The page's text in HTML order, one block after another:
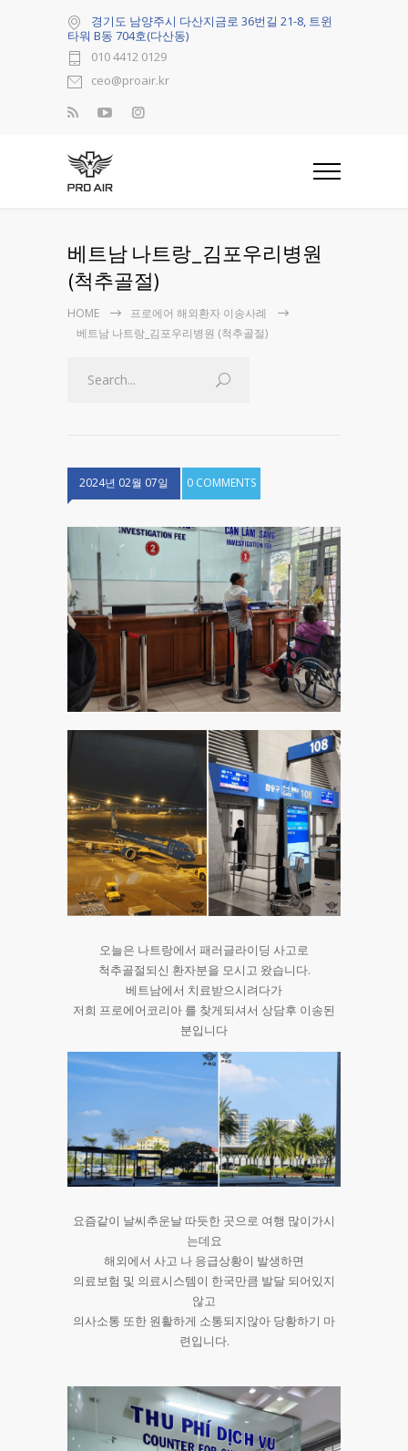
경기도 남양주시 다산지금로 36번길 21-8, 트윈
타워 B동 704호(다산동)
010 4412 0129
ceo@proair.kr
베트남 나트랑_김포우리병원
(척추골절)
HOME
프로에어 해외환자 이송사례
베트남 나트랑_김포우리병원 (척추골절)
2024년 02월 07일 0 COMMENTS
오늘은 나트랑에서 패러글라이딩 사고로
척추골절되신 환자분을 모시고 왔습니다.
베트남에서 치료받으시려다가
저희 프로에어코리아 를 찾게되셔서 상담후 이송된
분입니다
요즘같이 날씨추운날 따듯한 곳으로 여행 많이가시
는데요
해외에서 사고 나 응급상황이 발생하면
의료보험 및 의료시스템이 한국만큼 발달 되어있지
않고
의사소통 또한 원활하게 소통되지않아 당황하기 마
련입니다.